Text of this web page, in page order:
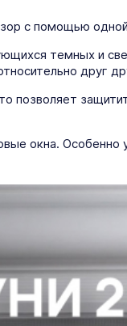
с помощью
темных и
друг
окна. Особенно